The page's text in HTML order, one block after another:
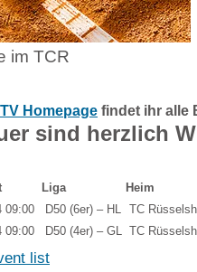
im TCR
Homepage findet ihr alle
sind herzlich
Liga Heim
09:00
D50 (6er) – HL TC
09:00
D50 (4er) – GL TC
list